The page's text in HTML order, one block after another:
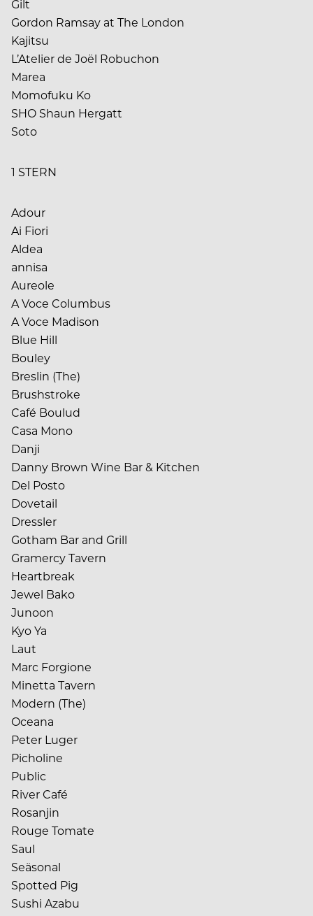
Gilt
Gordon Ramsay at The London
Kajitsu
L’Atelier de Joël Robuchon
Marea
Momofuku Ko
SHO Shaun Hergatt
Soto
1 STERN
Adour
Ai Fiori
Aldea
annisa
Aureole
A Voce Columbus
A Voce Madison
Blue Hill
Bouley
Breslin (The)
Brushstroke
Café Boulud
Casa Mono
Danji
Danny Brown Wine Bar & Kitchen
Del Posto
Dovetail
Dressler
Gotham Bar and Grill
Gramercy Tavern
Heartbreak
Jewel Bako
Junoon
Kyo Ya
Laut
Marc Forgione
Minetta Tavern
Modern (The)
Oceana
Peter Luger
Picholine
Public
River Café
Rosanjin
Rouge Tomate
Saul
Seäsonal
Spotted Pig
Sushi Azabu